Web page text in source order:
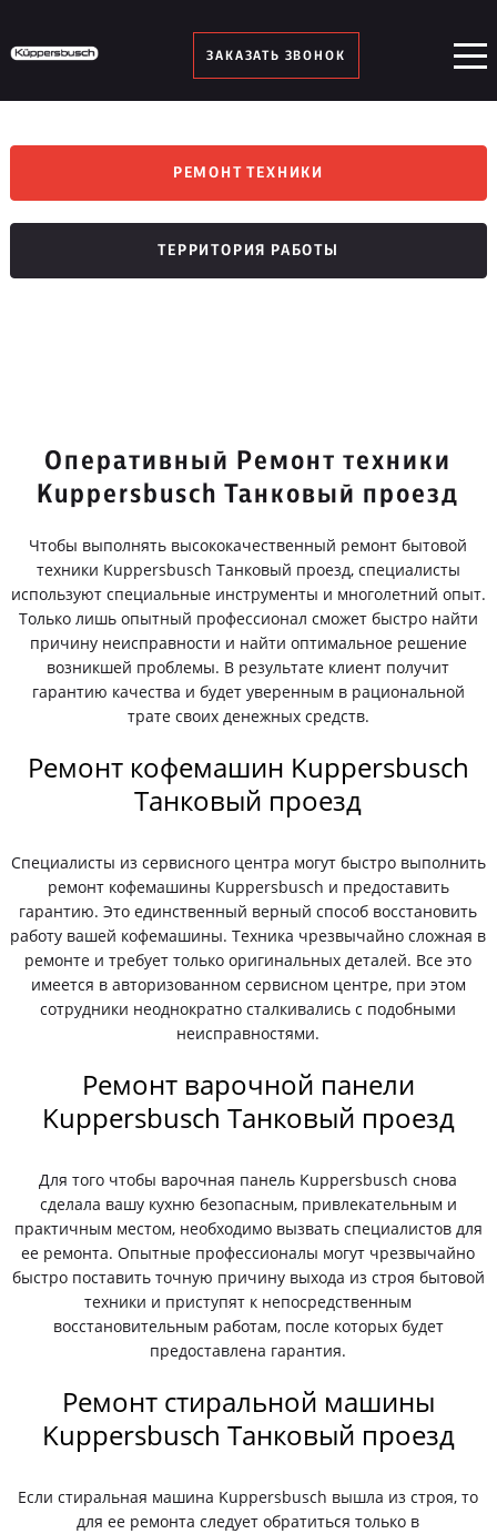
ЗАКАЗАТЬ ЗВОНОК
РЕМОНТ ТЕХНИКИ
ТЕРРИТОРИЯ РАБОТЫ
Оперативный Ремонт техники
Kuppersbusch Танковый проезд
Чтобы выполнять высококачественный ремонт бытовой
техники Kuppersbusch Танковый проезд, специалисты
используют специальные инструменты и многолетний опыт.
Только лишь опытный профессионал сможет быстро найти
причину неисправности и найти оптимальное решение
возникшей проблемы. В результате клиент получит
гарантию качества и будет уверенным в рациональной
трате своих денежных средств.
Ремонт кофемашин Kuppersbusch
Танковый проезд
Специалисты из сервисного центра могут быстро выполнить
ремонт кофемашины Kuppersbusch и предоставить
гарантию. Это единственный верный способ восстановить
работу вашей кофемашины. Техника чрезвычайно сложная в
ремонте и требует только оригинальных деталей. Все это
имеется в авторизованном сервисном центре, при этом
сотрудники неоднократно сталкивались с подобными
неисправностями.
Ремонт варочной панели
Kuppersbusch Танковый проезд
Для того чтобы варочная панель Kuppersbusch снова
сделала вашу кухню безопасным, привлекательным и
практичным местом, необходимо вызвать специалистов для
ее ремонта. Опытные профессионалы могут чрезвычайно
быстро поставить точную причину выхода из строя бытовой
техники и приступят к непосредственным
восстановительным работам, после которых будет
предоставлена гарантия.
Ремонт стиральной машины
Kuppersbusch Танковый проезд
Если стиральная машина Kuppersbusch вышла из строя, то
для ее ремонта следует обратиться только в